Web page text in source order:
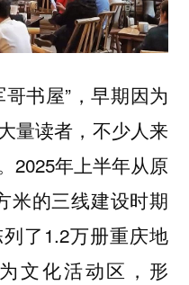
书屋”，早期因为
量读者，不少人来
2025年上半年从原
米的三线建设时期
了1.2万册重庆地
文化活动区，形